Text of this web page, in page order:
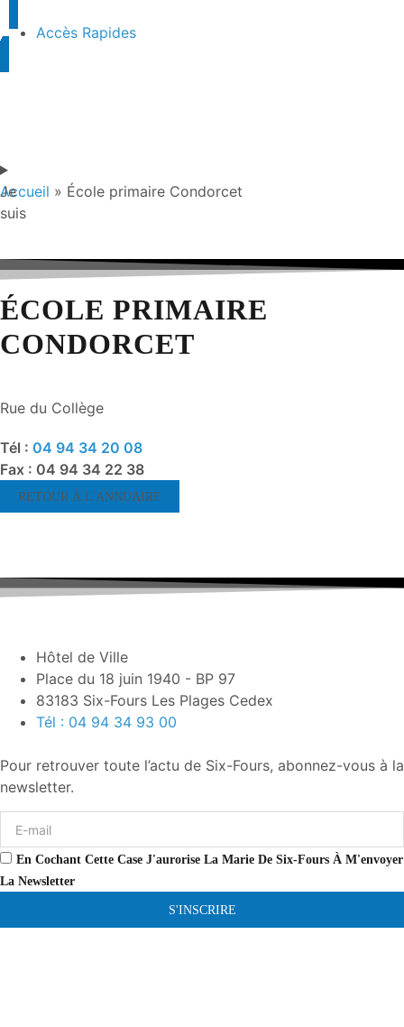
Accès Rapides
Je
suis
Accueil » École primaire Condorcet
ÉCOLE PRIMAIRE
CONDORCET
Rue du Collège
Tél : 04 94 34 20 08
Fax : 04 94 34 22 38
RETOUR À L'ANNUAIRE
Hôtel de Ville
Place du 18 juin 1940 - BP 97
83183 Six-Fours Les Plages Cedex
Tél : 04 94 34 93 00
Pour retrouver toute l’actu de Six-Fours, abonnez-vous à la
newsletter.
En Cochant Cette Case J'aurorise La Marie De Six-Fours À M'envoyer
La Newsletter
S'INSCRIRE